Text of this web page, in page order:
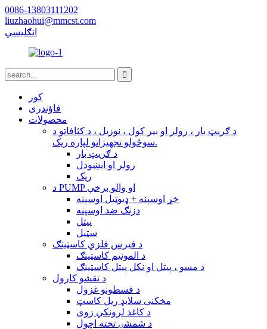
0086-13803111202
liuzhaohui@mmcst.com
انګلیسي
کور
فاؤنډری
محصولات
د ګریټ بار ، رولر او بیر کول ، نوزیل ، د کثافاتو د
سوځولو تجهیزاتو لپاره ریک.
د ګریټ بار
رولر او ایښودل
ریک
د PUMP او والو برخې
خړ اوسپنه + ډیوټیل اوسپنه
دزنګ ضد اوسپنه
پیتل
سټیل
د فیرس فلزي کاسټینګ
د المونیم کاسټینګ
د مسو ، پیتل او نکل پیتل کاسټینګ
د نقشو کارول
د قسطونو غزول
مخکنی سلایډ ریل کاسټ
د کاغذ لرونکي زوی
د شمشۍ تخته اچول